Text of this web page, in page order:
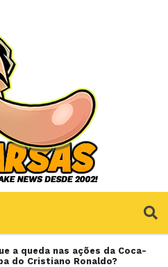
a queda nas ações da Coca-
do Cristiano Ronaldo?